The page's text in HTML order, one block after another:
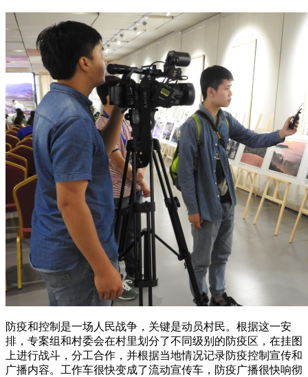
防疫和控制是一场人民战争，关键是动员村民。根据这一安
排，专案组和村委会在村里划分了不同级别的防疫区，在挂图
上进行战斗，分工合作，并根据当地情况记录防疫控制宣传和
广播内容。工作车很快变成了流动宣传车，防疫广播很快响彻